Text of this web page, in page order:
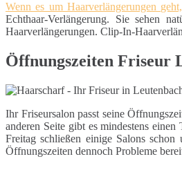
Wenn es um Haarverlängerungen
Echthaar-Verlängerung. Sie sehen
Haarverlängerungen. Clip-In-
Öffnungszeiten Friseur
Ihr Friseursalon passt seine
anderen Seite gibt es mindestens
Freitag schließen einige Salons
Öffnungszeiten dennoch Probleme